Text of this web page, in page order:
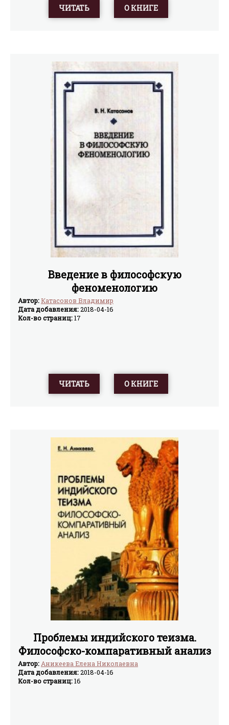
ЧИТАТЬ О КНИГЕ
Введение в философскую
феноменологию
Автор:Катасонов Владимир
Дата добавления:2018-04-16
Кол-во страниц:17
ЧИТАТЬ О КНИГЕ
Проблемы индийского теизма.
Философско-компаративный анализ
Автор: Аникеева Елена Николаевна
Дата добавления:2018-04-16
Кол-во страниц:16